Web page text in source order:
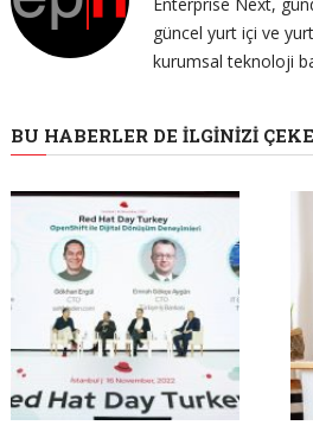
güncel yurt içi ve
kurumsal teknoloji
BU HABERLER DE İLGINIZI